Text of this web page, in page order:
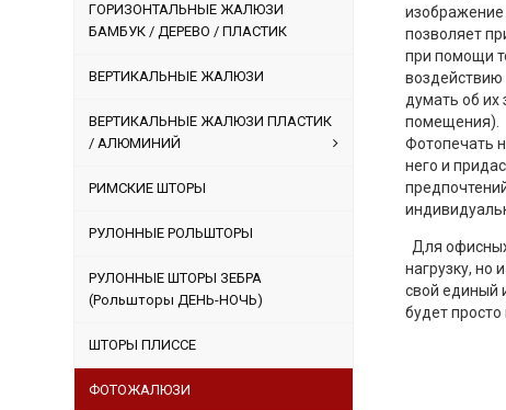
ГОРИЗОНТАЛЬНЫЕ ЖАЛЮЗИ
БАМБУК / ДЕРЕВО / ПЛАСТИК
ВЕРТИКАЛЬНЫЕ ЖАЛЮЗИ
ВЕРТИКАЛЬНЫЕ ЖАЛЮЗИ ПЛАСТИК
/ АЛЮМИНИЙ
РИМСКИЕ ШТОРЫ
РУЛОННЫЕ РОЛЬШТОРЫ
РУЛОННЫЕ ШТОРЫ ЗЕБРА
(Рольшторы ДЕНЬ-НОЧЬ)
ШТОРЫ ПЛИССЕ
ФОТОЖАЛЮЗИ
позволяет
при помощи
воздействию
думать об их
помещения).
Фотопечать
него и
Для
нагрузку, но
свой единый
будет